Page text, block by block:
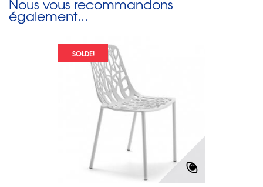
Nous vous recommandons
également...
SOLDE!